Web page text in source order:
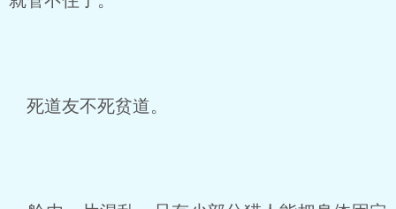
死道友不死贫道。